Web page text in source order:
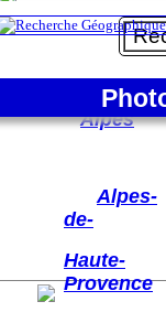
Alpes-
de-
Haute-
Provence
Hautes-
Alpes